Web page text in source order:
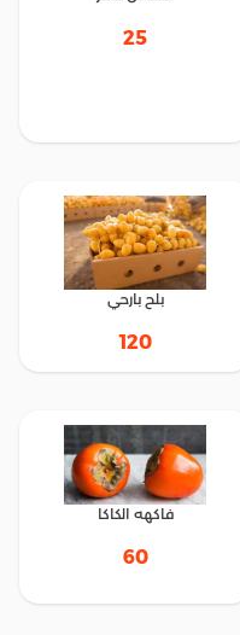
25
بلح بارحي
120
فاكهه الكاكا
60